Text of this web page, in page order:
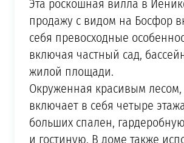
продажу с видом на Босфор
себя превосходные
включая частный сад,
жилой площади.
Окруженная красивым
включает в себя четыре
больших спален,
и гостиную. В доме также